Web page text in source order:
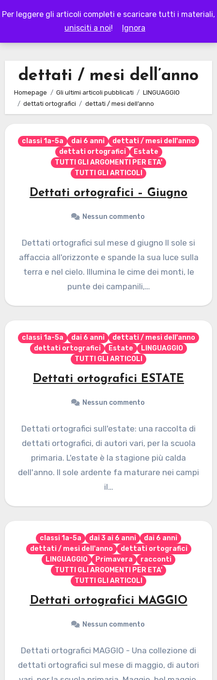
Per leggere gli articoli completi e scaricare tutti i materiali,
unisciti a noi! Ignora
to
LAPAPPADOLCE
dettati / mesi dell’anno
Homepage Gli ultimi articoli pubblicati
LINGUAGGIO
dettati ortografici
dettati / mesi dell’anno
classi 1a-5a dai 6 anni
dettati / mesi dell'anno
dettati ortografici
Estate
TUTTI GLI ARGOMENTI PER ETA'
TUTTI GLI ARTICOLI
Dettati ortografici – Giugno
Nessun commento
Dettati ortografici sul mese d giugno Il sole si
affaccia all'orizzonte e spande la sua luce sulla
terra e nel cielo. Illumina le cime dei monti, le
punte dei campanili,…
classi 1a-5a dai 6 anni
dettati / mesi dell'anno
dettati ortografici
Estate
LINGUAGGIO
TUTTI GLI ARTICOLI
Dettati ortografici ESTATE
Nessun commento
Dettati ortografici sull'estate: una raccolta di
dettati ortografici, di autori vari, per la scuola
primaria. L'estate è la stagione più calda
dell'anno. Il sole ardente fa maturare nei campi
il…
classi 1a-5a dai 3 ai 6 anni
dai 6 anni
dettati / mesi dell'anno
dettati ortografici
LINGUAGGIO
Primavera
racconti
TUTTI GLI ARGOMENTI PER ETA'
TUTTI GLI ARTICOLI
Dettati ortografici MAGGIO
Nessun commento
Dettati ortografici MAGGIO - Una collezione di
dettati ortografici sul mese di maggio, di autori